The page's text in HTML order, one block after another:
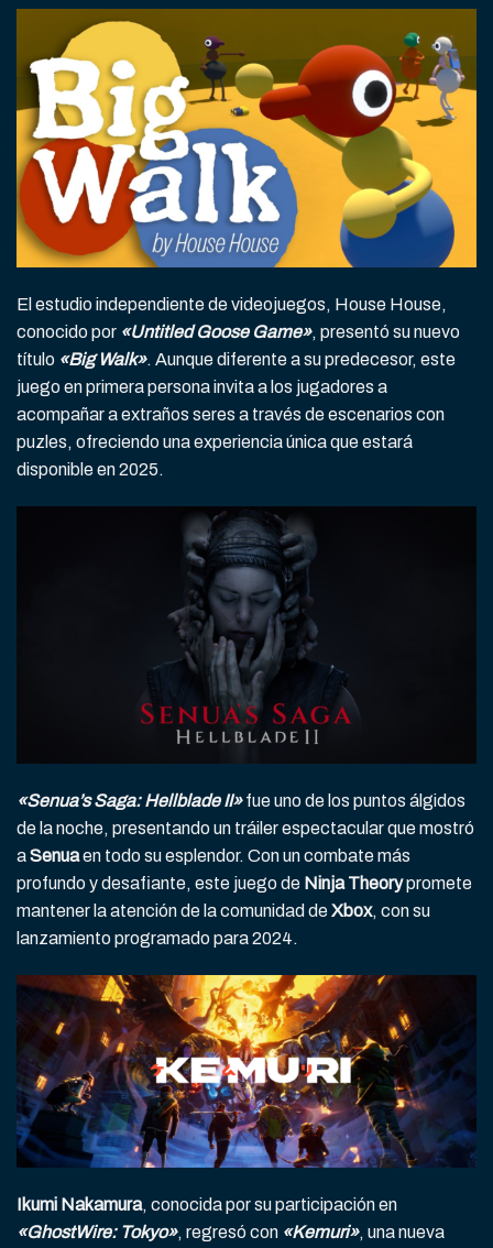
El estudio independiente de videojuegos, House House,
conocido por «Untitled Goose Game», presentó su nuevo
título «Big Walk». Aunque diferente a su predecesor, este
juego en primera persona invita a los jugadores a
acompañar a extraños seres a través de escenarios con
puzles, ofreciendo una experiencia única que estará
disponible en 2025.
«Senua’s Saga: Hellblade II»fue uno de los puntos álgidos
de la noche, presentando un tráiler espectacular que mostró
aSenuaen todo su esplendor. Con un combate más
profundo y desafiante, este juego de Ninja Theorypromete
mantener la atención de la comunidad deXbox, con su
lanzamiento programado para 2024.
Ikumi Nakamura, conocida por su participación en
«GhostWire: Tokyo», regresó con «Kemuri», una nueva